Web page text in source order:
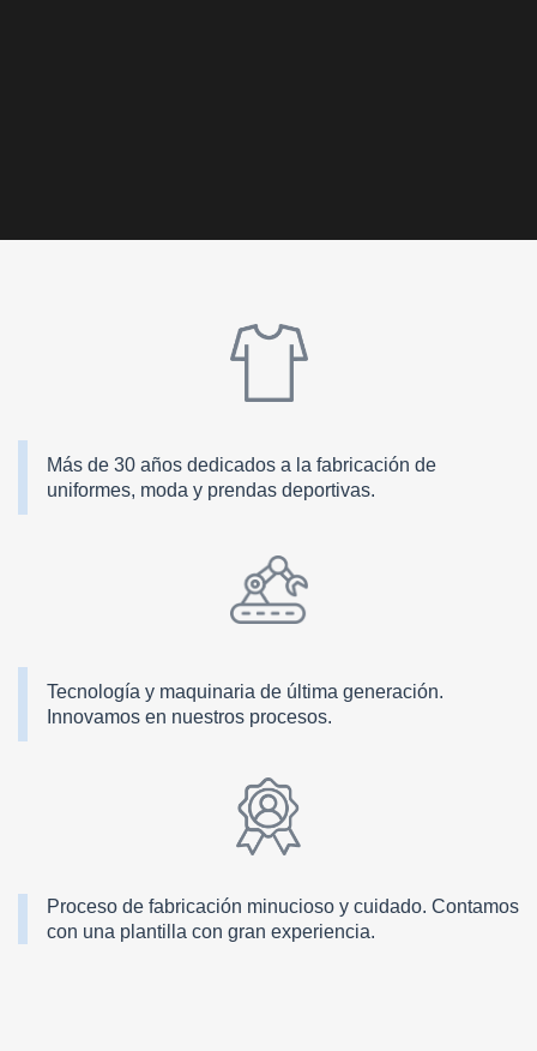
Más de 30 años dedicados a la fabricación de
uniformes, moda y prendas deportivas.
Tecnología y maquinaria de última generación.
Innovamos en nuestros procesos.
Proceso de fabricación minucioso y cuidado. Contamos
con una plantilla con gran experiencia.